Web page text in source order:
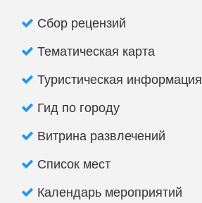
Сбор рецензий
Тематическая карта
Туристическая информация
Гид по городу
Витрина развлечений
Список мест
Календарь мероприятий